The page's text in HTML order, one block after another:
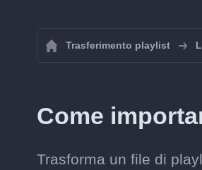
Trasferimento playlist
Come
Trasforma un file di